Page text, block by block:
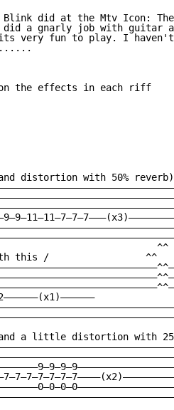
Blink did at the Mtv Icon:
did a gnarly job with guitar
very fun to play. I
on the effects in each riff
distortion with 50%
^^
this /                 ^^
a little distortion with